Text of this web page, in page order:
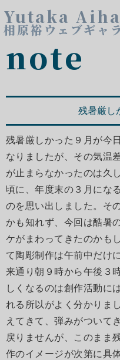
Yutaka
相原裕ウェブギャ
note
残暑厳し
残暑厳しかった９月が今
なりましたが、その気温
が止まらなかったのは久
頃に、年度末の３月にな
のを思い出しました。そ
かも知れず、今回は酷暑
ケがまわってきたのかも
て陶彫制作は午前中だけ
来通り朝９時から午後３
しくなるのは創作活動に
れる所以がよく分かりま
えてきて、弾みがついて
戻りませんが、このまま
作のイメージが次第に具